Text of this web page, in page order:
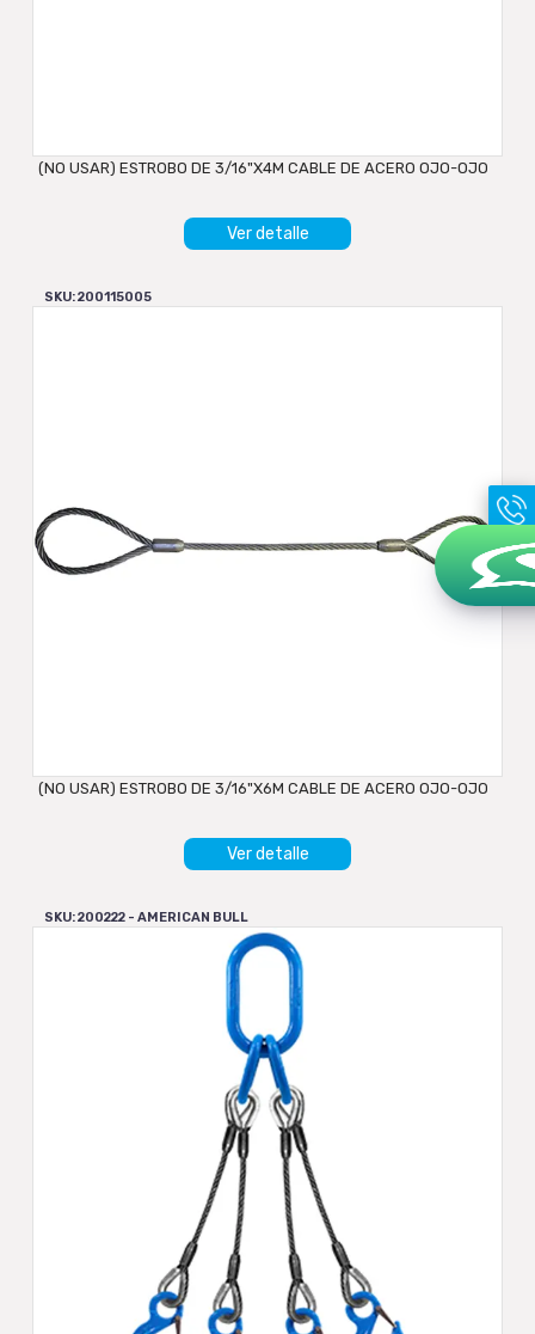
(NO USAR) ESTROBO DE 3/16"X4M CABLE DE ACERO OJO-OJO
Ver detalle
SKU: 200115005
(NO USAR) ESTROBO DE 3/16"X6M CABLE DE ACERO OJO-OJO
Ver detalle
SKU: 200222 - AMERICAN BULL